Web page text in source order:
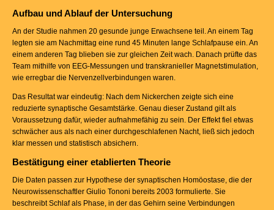
Aufbau und Ablauf der Untersuchung
An der Studie nahmen 20 gesunde junge Erwachsene teil. An einem Tag
legten sie am Nachmittag eine rund 45 Minuten lange Schlafpause ein. An
einem anderen Tag blieben sie zur gleichen Zeit wach. Danach prüfte das
Team mithilfe von EEG-Messungen und transkranieller Magnetstimulation,
wie erregbar die Nervenzellverbindungen waren.
Das Resultat war eindeutig: Nach dem Nickerchen zeigte sich eine
reduzierte synaptische Gesamtstärke. Genau dieser Zustand gilt als
Voraussetzung dafür, wieder aufnahmefähig zu sein. Der Effekt fiel etwas
schwächer aus als nach einer durchgeschlafenen Nacht, ließ sich jedoch
klar messen und statistisch absichern.
Bestätigung einer etablierten Theorie
Die Daten passen zur Hypothese der synaptischen Homöostase, die der
Neurowissenschaftler Giulio Tononi bereits 2003 formulierte. Sie
beschreibt Schlaf als Phase, in der das Gehirn seine Verbindungen